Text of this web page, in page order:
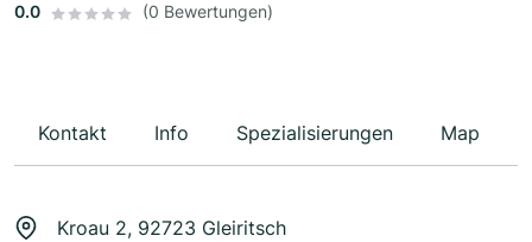
0.0
(0 Bewertungen)
Kontakt Info Spezialisierungen Map
Kroau 2, 92723 Gleiritsch